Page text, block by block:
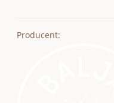
Producent: